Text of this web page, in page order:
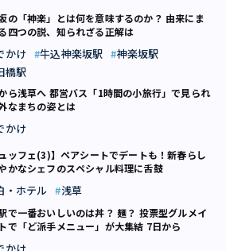
の「神楽」とは何を意味するのか？ 由来にま
四つの説、知られざる正解は
かけ 牛込神楽坂駅
神楽坂駅
橋駅
ら浅草へ 都営バス「1時間の小旅行」で見られ
なまちの姿とは
かけ
ュッフェ(3)】ペアシートでデートも！新春らし
かなシェフのスペシャル料理に舌鼓
・ホテル 浅草
で一番おいしいのは丼？ 麺？ 投票型グルメイ
で「ど派手メニュー」が大集結 7日から